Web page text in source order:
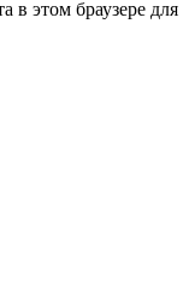
в этом браузере для